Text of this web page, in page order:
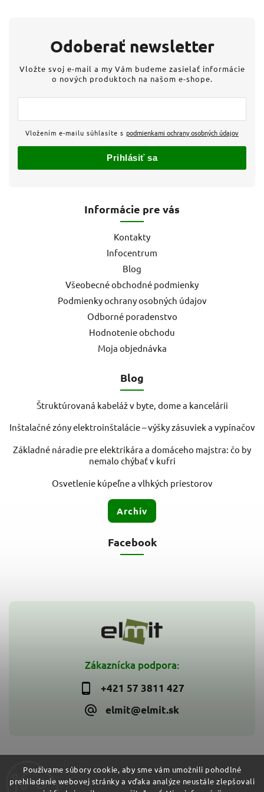
Používame súbory cookie, aby sme vám umožnili pohodlné
prehliadanie webovej stránky a vďaka analýze neustále zlepšovali
Zákaznícka podpora:
+421 57 3811 427
elmit@elmit.sk
Informácie pre vás
Kontakty
Infocentrum
Blog
Všeobecné obchodné podmienky
Podmienky ochrany osobných údajov
Odborné poradenstvo
Hodnotenie obchodu
Moja objednávka
Blog
Štruktúrovaná kabeláž v byte, dome a kancelárii
Inštalačné zóny elektroinštalácie – výšky zásuviek a vypínačov
Základné náradie pre elektrikára a domáceho majstra: čo by
nemalo chýbať v kufri
Osvetlenie kúpeľne a vlhkých priestorov
Archív
Odoberať newsletter
Vložte svoj e-mail a my Vám budeme zasielať informácie
o nových produktoch na našom e-shope.
Vložením e-mailu súhlasíte s podmienkami ochrany osobných údajov
Prihlásiť sa
Facebook
Copyright 2026ELMIT - Elektroinštalačný materiál, svietidlá.